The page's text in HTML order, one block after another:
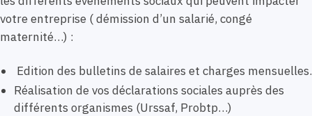
votre entreprise ( démission d’un salarié, congé
maternité…) :
Edition des bulletins de salaires et charges mensuelles.
Réalisation de vos déclarations sociales auprès des
différents organismes (Urssaf, Probtp…)